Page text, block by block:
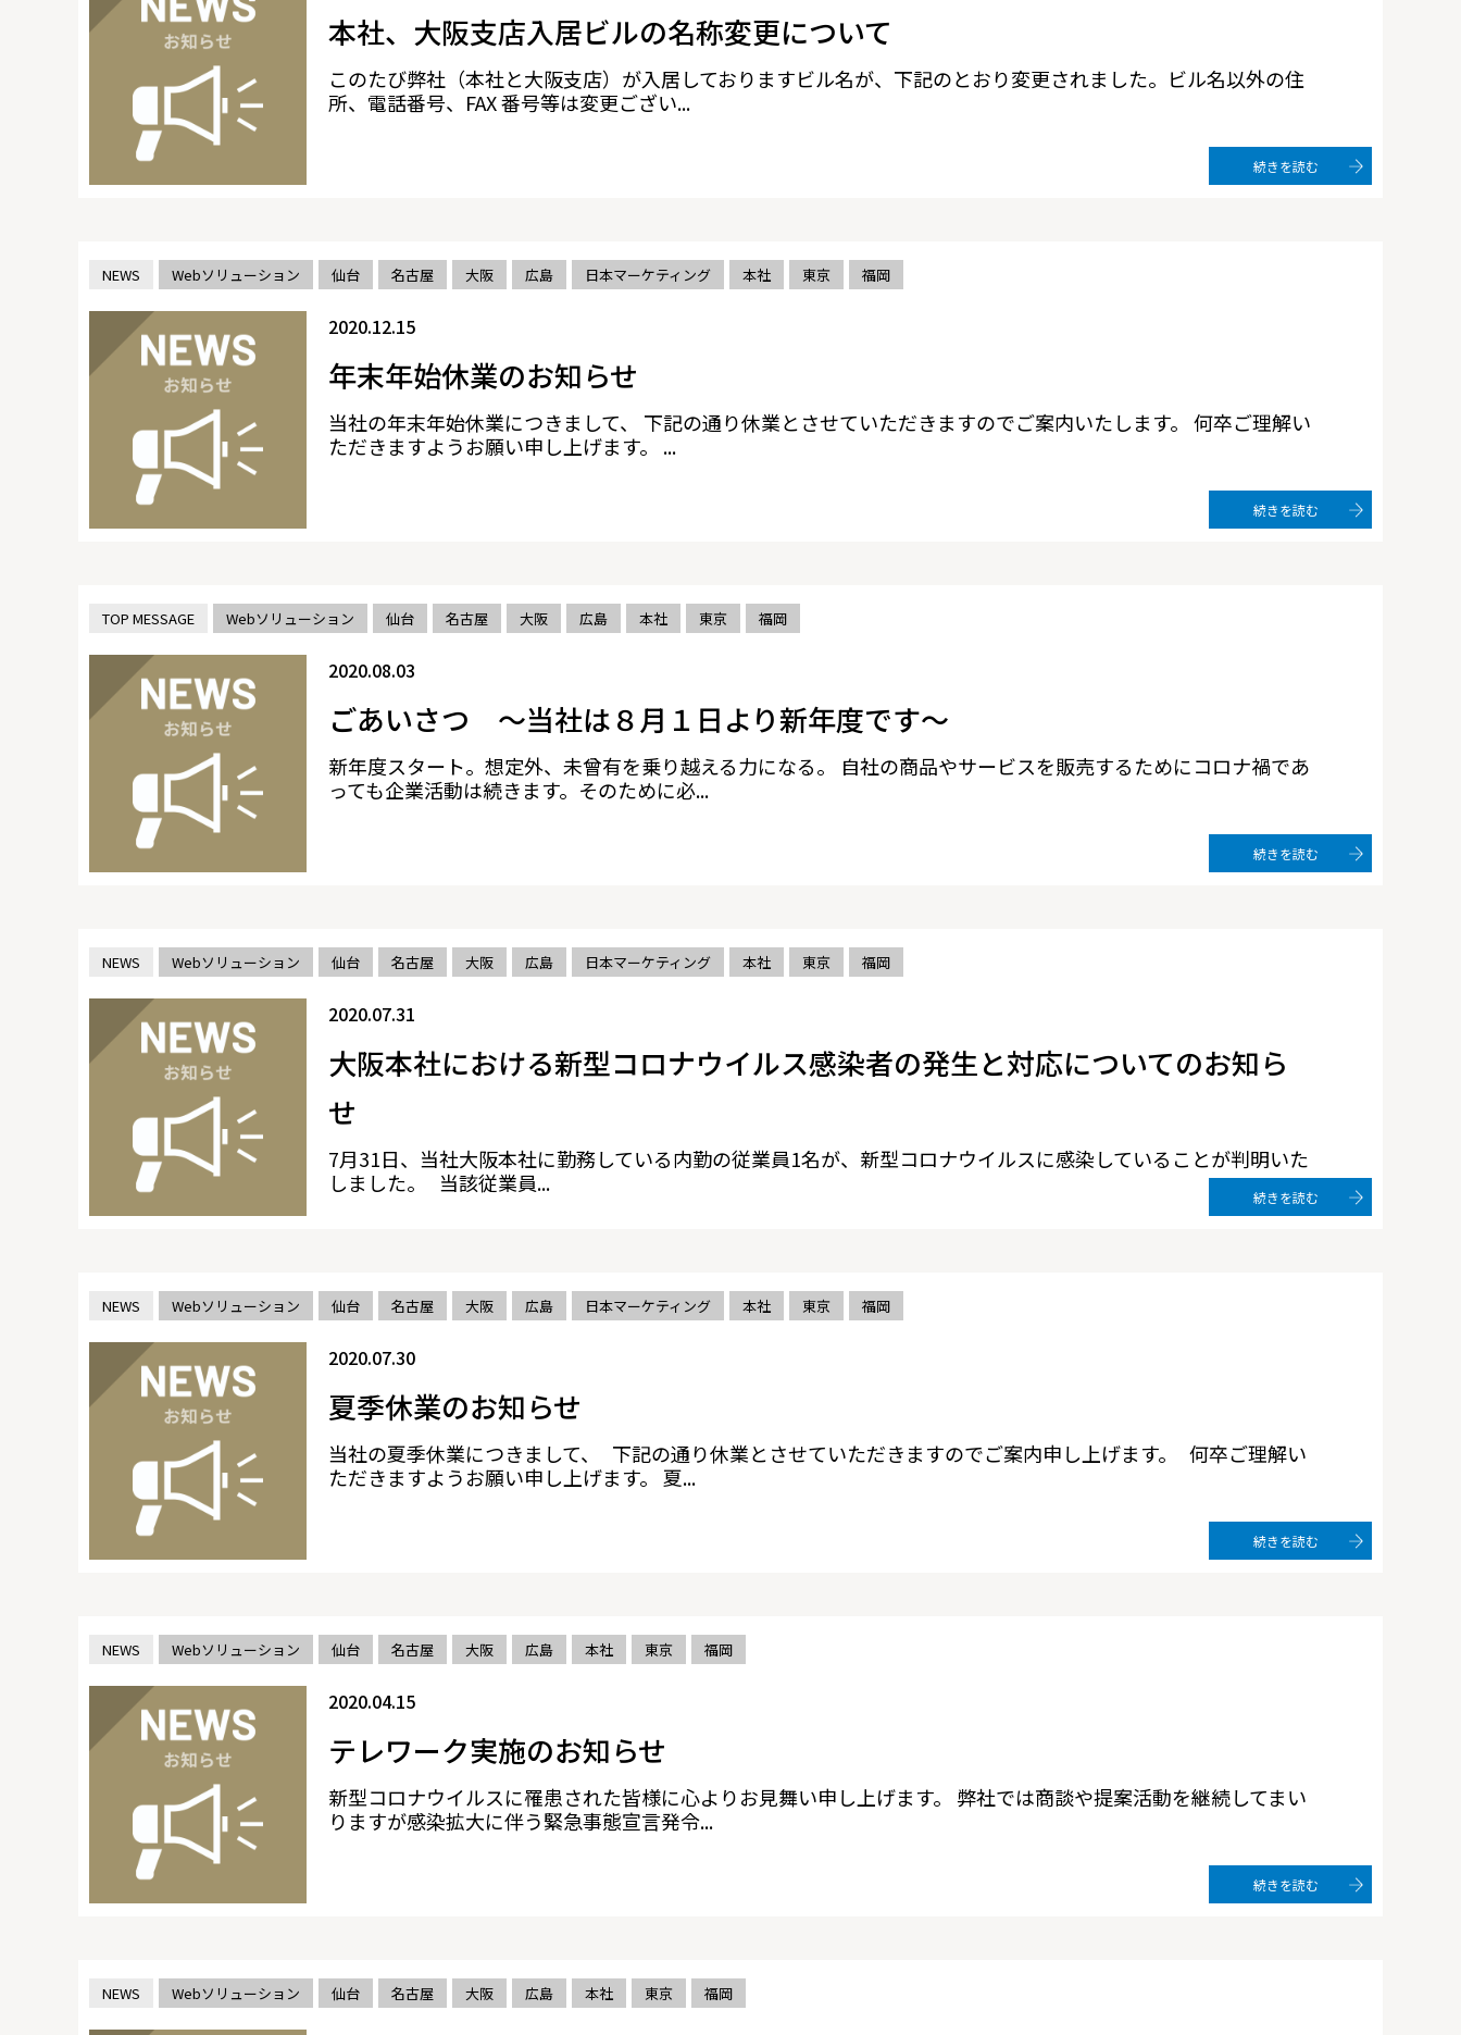
本社、大阪支店入居ビルの名称変更について
このたび弊社（本社と大阪支店）が入居しておりますビル名が、下記のとおり変更されました。ビル名以外の住
所、電話番号、FAX 番号等は変更ござい...
続きを読む
NEWS Webソリューション 仙台 名古屋 大阪 広島 日本マーケティング 本社 東京 福岡
2020.12.15
年末年始休業のお知らせ
当社の年末年始休業につきまして、 下記の通り休業とさせていただきますのでご案内いたします。 何卒ご理解い
ただきますようお願い申し上げます。 ...
続きを読む
TOP MESSAGE Webソリューション 仙台 名古屋 大阪 広島 本社 東京 福岡
2020.08.03
ごあいさつ 〜当社は８月１日より新年度です〜
新年度スタート。想定外、未曾有を乗り越える力になる。 自社の商品やサービスを販売するためにコロナ禍であ
っても企業活動は続きます。そのために必...
続きを読む
NEWS Webソリューション 仙台 名古屋 大阪 広島 日本マーケティング 本社 東京 福岡
2020.07.31
大阪本社における新型コロナウイルス感染者の発生と対応についてのお知ら
せ
7月31日、当社大阪本社に勤務している内勤の従業員1名が、新型コロナウイルスに感染していることが判明いた
しました。 当該従業員...
続きを読む
NEWS Webソリューション 仙台 名古屋 大阪 広島 日本マーケティング 本社 東京 福岡
2020.07.30
夏季休業のお知らせ
当社の夏季休業につきまして、 下記の通り休業とさせていただきますのでご案内申し上げます。 何卒ご理解い
ただきますようお願い申し上げます。 夏...
続きを読む
NEWS Webソリューション 仙台 名古屋 大阪 広島 本社 東京 福岡
2020.04.15
テレワーク実施のお知らせ
新型コロナウイルスに罹患された皆様に心よりお見舞い申し上げます。 弊社では商談や提案活動を継続してまい
りますが感染拡大に伴う緊急事態宣言発令...
続きを読む
NEWS Webソリューション 仙台 名古屋 大阪 広島 本社 東京 福岡